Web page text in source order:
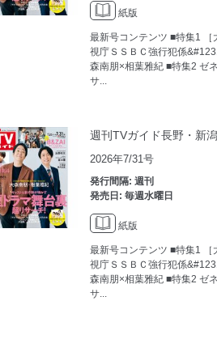
紙版
最新号コンテンツ ■特集1
視庁ＳＳＢＣ強行犯係
森南朋×相葉雅紀 ■特集2 ゼ
サ...
週刊TVガイド長野・新
2026年7/31号
発行間隔: 週刊
発売日: 毎週水曜日
紙版
最新号コンテンツ ■特集1
視庁ＳＳＢＣ強行犯係
森南朋×相葉雅紀 ■特集2 ゼ
サ...